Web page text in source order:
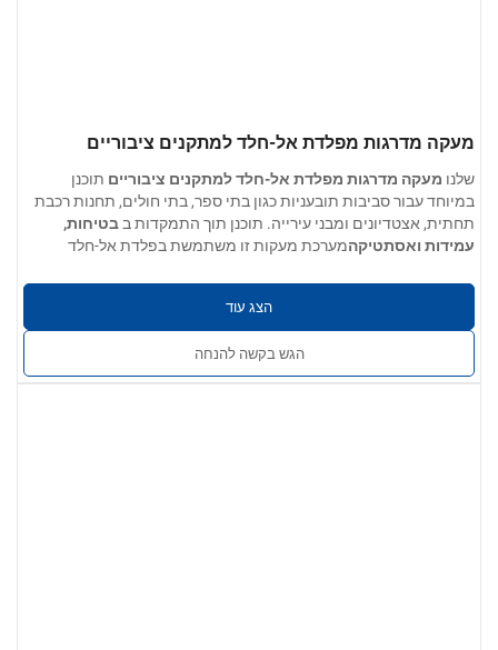
מעקה מדרגות מפלדת אל-חלד למתקנים ציבוריים
שלנו מעקה מדרגות מפלדת אל-חלד למתקנים ציבוריים תוכנן
במיוחד עבור סביבות תובעניות כגון בתי ספר, בתי חולים, תחנות רכבת
תחתית, אצטדיונים ומבני עירייה. תוכנן תוך התמקדות ב בטיחות,
עמידות ואסתטיקהמערכת מעקות זו משתמשת בפלדת אל-חלד
יציבים במקומות ציבוריים עם תנועה רבה.
אפשרויות חומרים:304 / 201 / 316 / 430 נירוסטה
גימור פני השטח:חלק, ללא קוצים, שריטות, שקעים, שכבות או סדקים.
זמין בגימור תעשייתי, גימור מוברש או גימור מראה מלוטש.
שירותים מותאמים אישית:ניתן להתאים את הגודל, צורת הצינור,
הצג עוד
הגש בקשה להנחה